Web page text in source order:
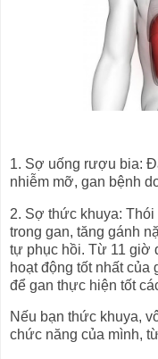
1. Sợ uống rượu bia:
nhiễm mỡ, gan bệnh
2. Sợ thức khuya:
trong gan, tăng gánh
tự phục hồi. Từ 11 giờ
hoạt động tốt nhất của
để gan thực hiện tốt
Nếu bạn thức khuya,
chức năng của mình,